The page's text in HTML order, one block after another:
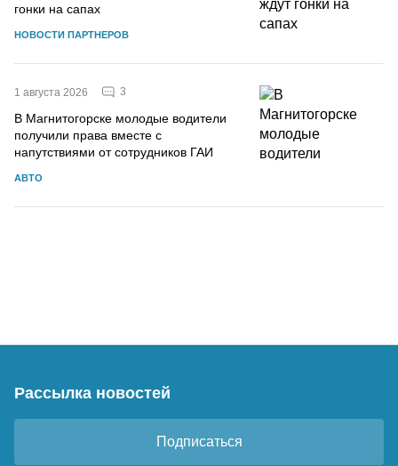
гонки на сапах
НОВОСТИ ПАРТНЕРОВ
1 августа 2026 3
В Магнитогорске молодые водители
получили права вместе с
напутствиями от сотрудников ГАИ
АВТО
Рассылка новостей
Подписаться